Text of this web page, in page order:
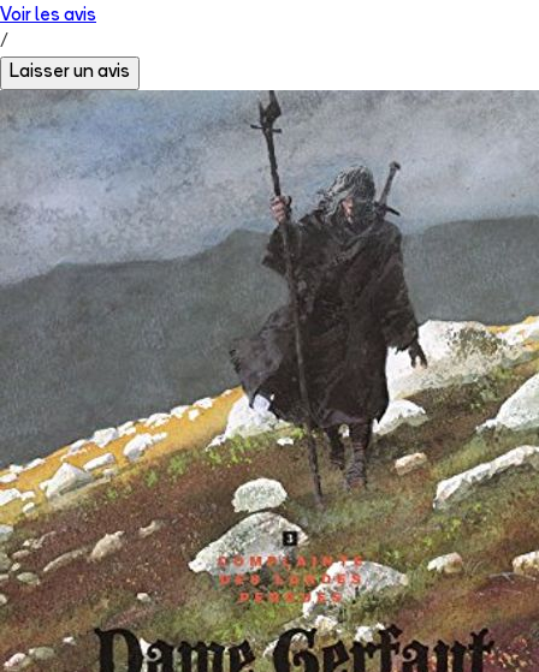
Voir les avis
/
Laisser un avis